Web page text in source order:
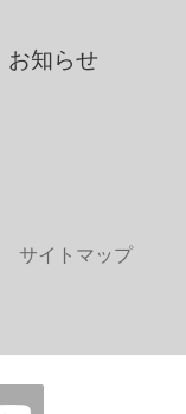
お知らせ
サイトマップ